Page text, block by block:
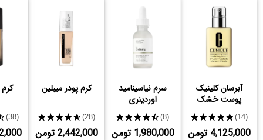
آبرسان کلینیک
پوست خشک
★★★★★(14)
4,125,000 تومن
سرم نیاسینامید
اوردینری
★★★★★(8)
1,980,000 تومن
کرم پودر میبلین
★★★★★(28)
2,442,000 تومن
(38)